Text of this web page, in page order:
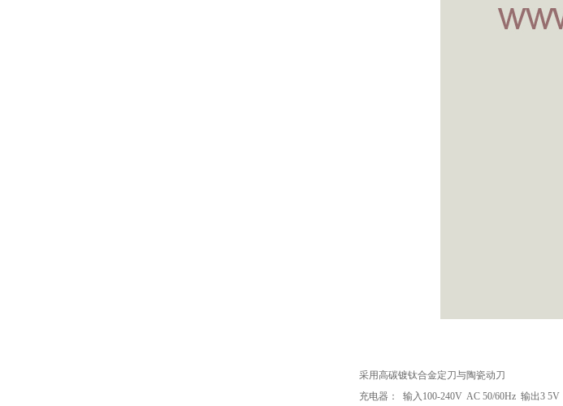
采用高碳镀钛合金定刀与陶瓷动刀
充电器：
输入 100-240V AC 50/60Hz 输出3 5V